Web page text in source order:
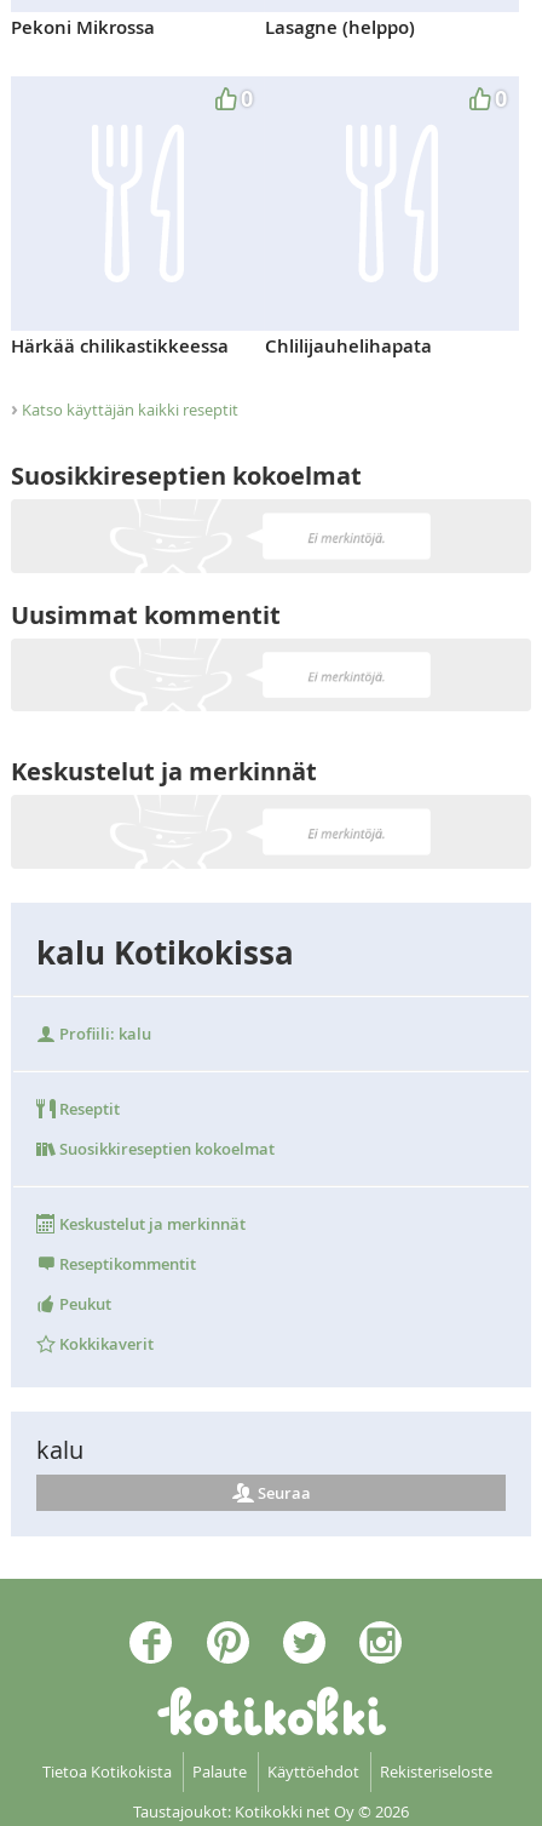
Pekoni Mikrossa Lasagne (helppo)
0
Härkää chilikastikkeessa
0
Chlilijauhelihapata
› Katso käyttäjän kaikki reseptit
Suosikkireseptien kokoelmat
Uusimmat kommentit
Keskustelut ja merkinnät
kalu Kotikokissa
Profiili: kalu
Reseptit
Suosikkireseptien kokoelmat
Keskustelut ja merkinnät
Reseptikommentit
Peukut
Kokkikaverit
kalu
Seuraa
Tietoa Kotikokista Palaute Käyttöehdot
Rekisteriseloste
Taustajoukot: Kotikokki net Oy© 2026